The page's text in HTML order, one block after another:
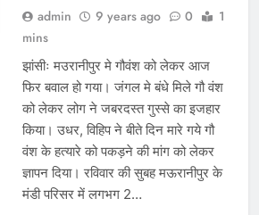
admin 9 years ago 0
1
mins
झांसीः मउरानीपुर मे गौवंश को लेकर आज
फिर बवाल हो गया। जंगल मे बंधे मिले गौ वंश
को लेकर लोग ने जबरदस्त गुस्से का इजहार
किया। उधर, विहिप ने बीते दिन मारे गये गौ
वंश के हत्यारे को पकड़ने की मांग को लेकर
ज्ञापन दिया। रविवार की सुबह मऊरानीपुर के
मंडी परिसर में लगभग 2…